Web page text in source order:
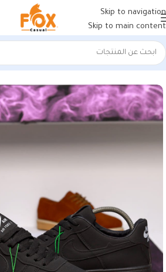
Skip to navigation
Skip to main content
الرئيسية/أحذية رجالي/كوتشي رجالي